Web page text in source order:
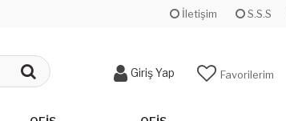
İletişim S.S.S
Giriş Yap Favorilerim